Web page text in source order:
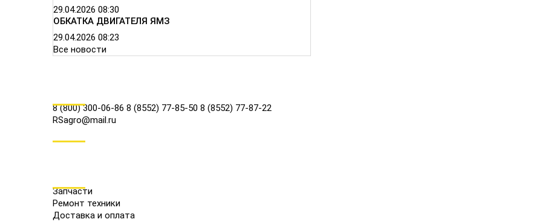
29.04.2026 08:30
ОБКАТКА ДВИГАТЕЛЯ ЯМЗ
29.04.2026 08:23
Все новости
8 (800) 300-06-86 8 (8552) 77-85-50 8 (8552) 77-87-22
RSagro@mail.ru
Запчасти
Ремонт техники
Доставка и оплата